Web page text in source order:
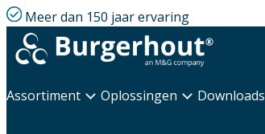
Meer dan 150 jaar ervaring
Assortiment Oplossingen Downloads